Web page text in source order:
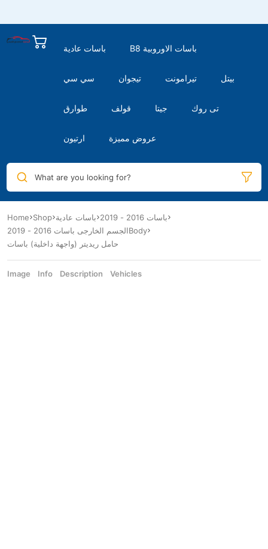
باسات عادية B8 باسات الاوروبية
سي سي تيجوان تيرامونت بيتل
طوارق قولف جيتا تى روك
ارتيون عروض مميزة
What are you looking for?
Home Shop باسات عادية
باسات 2016 - 2019
الجسم الخارجى باسات 2016 - 2019Body
حامل ريديتر (واجهة داخلية) باسات
Image Info Description Vehicles